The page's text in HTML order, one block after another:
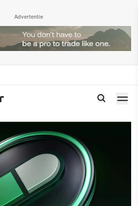
Advertentie